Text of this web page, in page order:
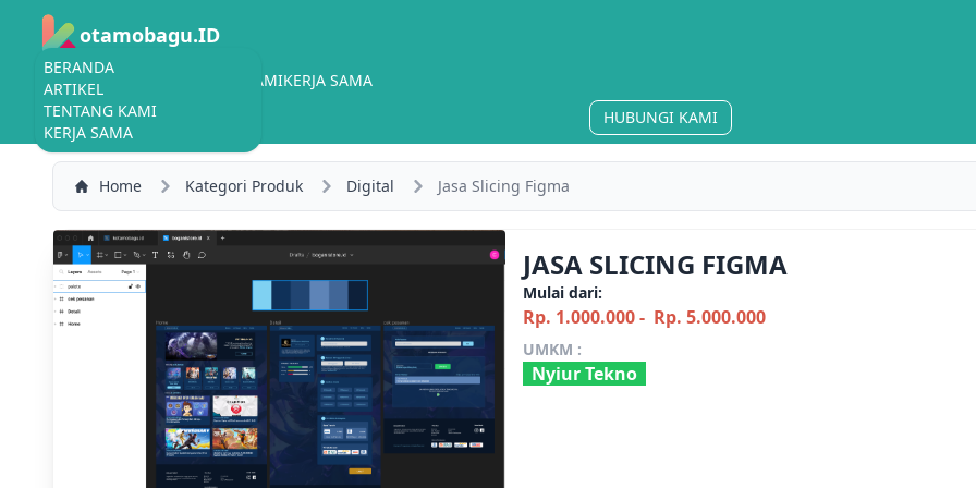
BERANDA
ARTIKEL
TENTANG KAMI
KERJA SAMA
otamobagu.ID
BERANDA ARTIKEL TENTANG KAMIKERJA SAMA
HUBUNGI KAMI
Home Kategori Produk Digital Jasa Slicing Figma
JASA SLICING FIGMA
Mulai dari:
Rp. 1.000.000 - Rp. 5.000.000
UMKM :
Nyiur Tekno